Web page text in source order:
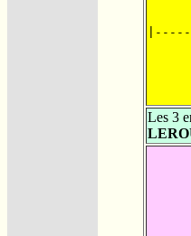
|-----
Les 3